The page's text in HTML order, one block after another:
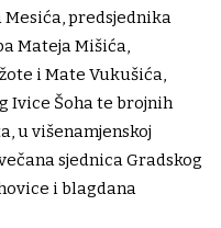
Mesića, predsjednika
Mateja Mišića,
i Mate Vukušića,
Ivice Šoha te brojnih
u višenamjenskoj
sjednica Gradskog
i blagdana